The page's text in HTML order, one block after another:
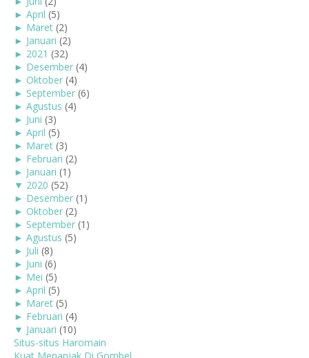
► April (5)
► Maret (2)
► Januari (2)
► 2021 (32)
► Desember (4)
► Oktober (4)
► September (6)
► Agustus (4)
► Juni (3)
► April (5)
► Maret (3)
► Februari (2)
► Januari (1)
▼ 2020 (52)
► Desember (1)
► Oktober (2)
► September (1)
► Agustus (5)
► Juli (8)
► Juni (6)
► Mei (5)
► April (5)
► Maret (5)
► Februari (4)
▼ Januari (10)
Situs-situs Haromain